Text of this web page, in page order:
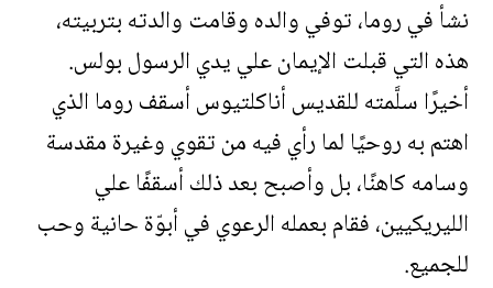
نشأ في روما، توفي والده وقامت والدته بتربيته،
هذه التي قبلت الإيمان علي يدي الرسول بولس.
أخيرًا سلَّمته للقديس أناكلتيوس أسقف روما الذي
اهتم به روحيًا لما رأي فيه من تقوي وغيرة مقدسة
وسامه كاهنًا، بل وأصبح بعد ذلك أسقفًا علي
الليريكيين، فقام بعمله الرعوي في أبوّة حانية وحب
للجميع.